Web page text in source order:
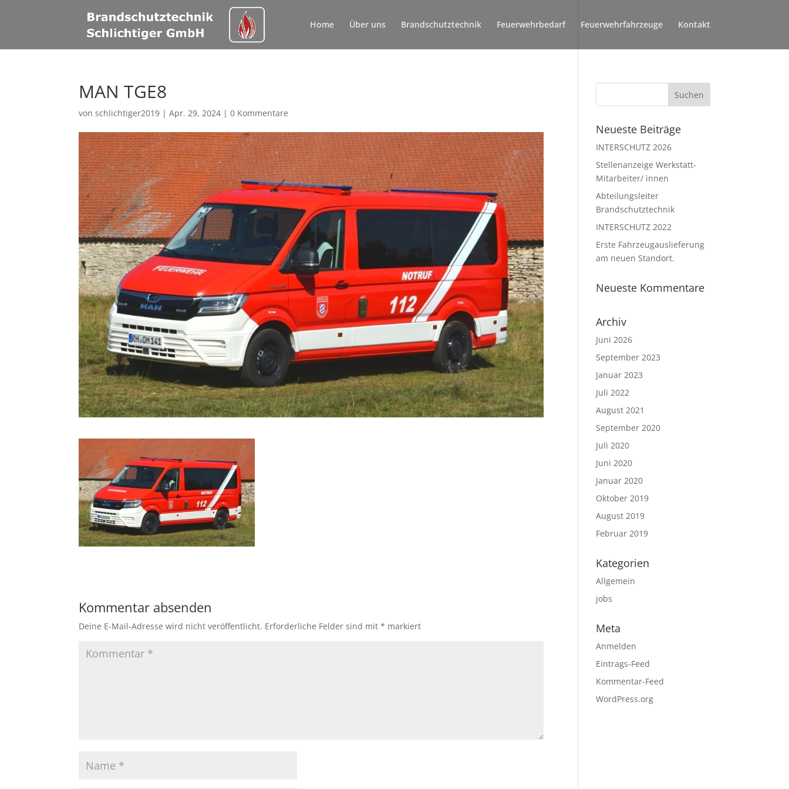
Home Über uns Brandschutztechnik Feuerwehrbedarf Feuerwehrfahrzeuge Kontakt
MAN TGE8
vonschlichtiger2019 |Apr. 29, 2024 |0 Kommentare
Kommentar absenden
Deine E-Mail-Adresse wird nicht veröffentlicht. Erforderliche Felder sind mit* markiert
Neueste Beiträge
INTERSCHUTZ 2026
Stellenanzeige Werkstatt-
Mitarbeiter/ innen
Abteilungsleiter
Brandschutztechnik
INTERSCHUTZ 2022
Erste Fahrzeugauslieferung
am neuen Standort.
Neueste Kommentare
Archiv
Juni 2026
September 2023
Januar 2023
Juli 2022
August 2021
September 2020
Juli 2020
Juni 2020
Januar 2020
Oktober 2019
August 2019
Februar 2019
Kategorien
Allgemein
jobs
Meta
Anmelden
Eintrags-Feed
Kommentar-Feed
WordPress.org